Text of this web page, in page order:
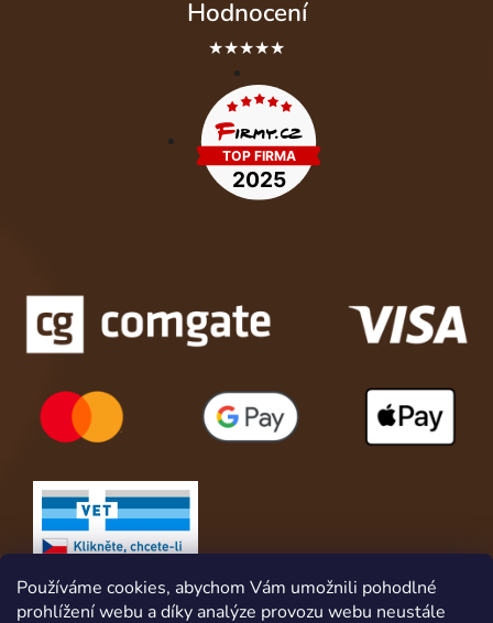
Používáme cookies, abychom Vám umožnili pohodlné
prohlížení webu a díky analýze provozu webu neustále
Hodnocení
★★★★★